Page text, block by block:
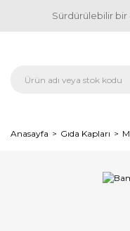
Sürdürülebilir bir
Anasayfa Gıda Kapları